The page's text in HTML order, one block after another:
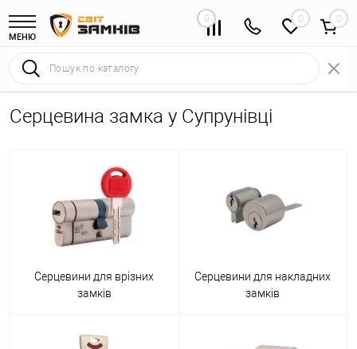
МЕНЮ
0 0
Серцевина замка у Супрунівці
Серцевини для врізних
замків
Серцевини для накладних
замків